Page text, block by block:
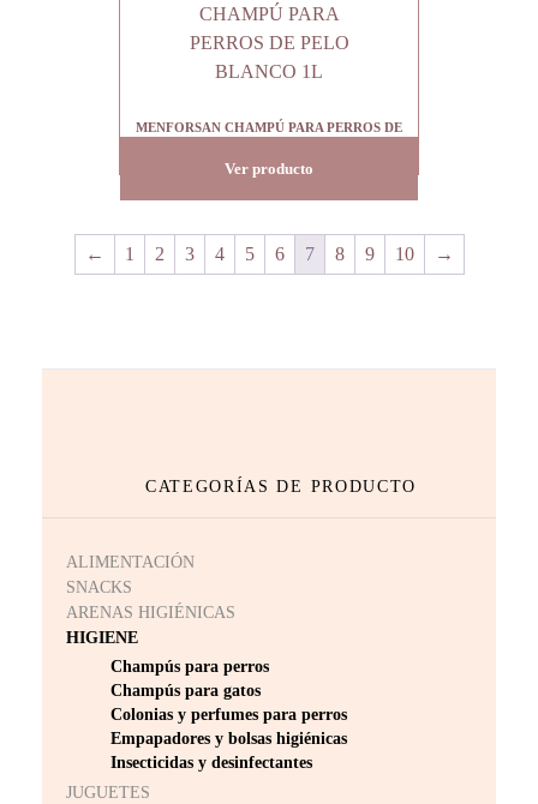
MENFORSAN CHAMPÚ PARA PERROS DE
Ver producto
← 1 2 3 4 5 6 7 8 9 10 →
CATEGORÍAS DE PRODUCTO
ALIMENTACIÓN
SNACKS
ARENAS HIGIÉNICAS
HIGIENE
Champús para perros
Champús para gatos
Colonias y perfumes para perros
Empapadores y bolsas higiénicas
Insecticidas y desinfectantes
JUGUETES